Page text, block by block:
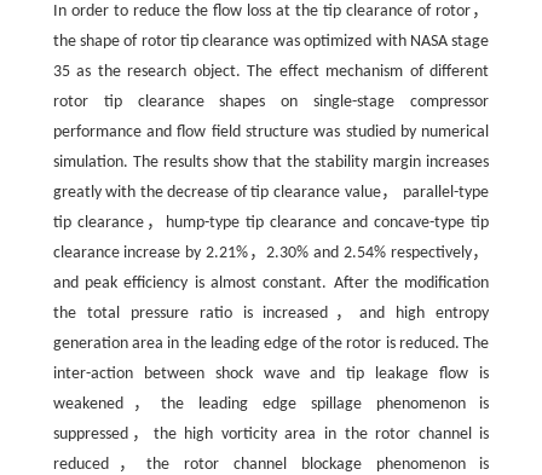
In order to reduce the flow loss at the tip clearance of rotor，
the shape of rotor tip clearance was optimized with NASA stage
35 as the research object. The effect mechanism of different
rotor tip clearance shapes on single-stage compressor
performance and flow field structure was studied by numerical
simulation. The results show that the stability margin increases
greatly with the decrease of tip clearance value， parallel-type
tip clearance，hump-type tip clearance and concave-type tip
clearance increase by 2.21%，2.30% and 2.54% respectively，
and peak efficiency is almost constant. After the modification
the total pressure ratio is increased，and high entropy
generation area in the leading edge of the rotor is reduced. The
inter-action between shock wave and tip leakage flow is
weakened，the leading edge spillage phenomenon is
suppressed，the high vorticity area in the rotor channel is
reduced，the rotor channel blockage phenomenon is